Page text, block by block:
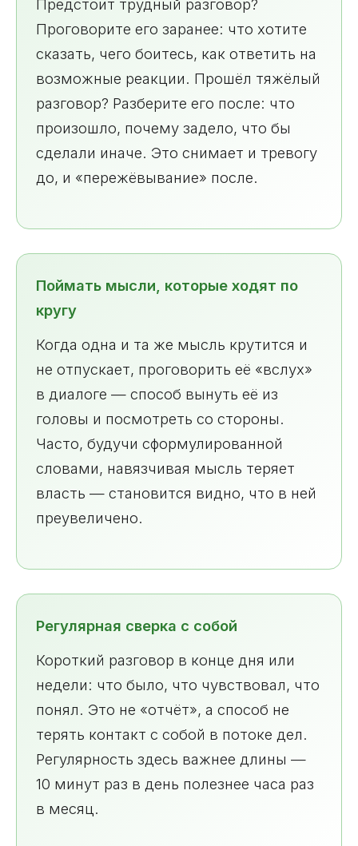
Предстоит трудный разговор?
Проговорите его заранее: что хотите
сказать, чего боитесь, как ответить на
возможные реакции. Прошёл тяжёлый
разговор? Разберите его после: что
произошло, почему задело, что бы
сделали иначе. Это снимает и тревогу
до, и «пережёвывание» после.
Поймать мысли, которые ходят по
кругу
Когда одна и та же мысль крутится и
не отпускает, проговорить её «вслух»
в диалоге — способ вынуть её из
головы и посмотреть со стороны.
Часто, будучи сформулированной
словами, навязчивая мысль теряет
власть — становится видно, что в ней
преувеличено.
Регулярная сверка с собой
Короткий разговор в конце дня или
недели: что было, что чувствовал, что
понял. Это не «отчёт», а способ не
терять контакт с собой в потоке дел.
Регулярность здесь важнее длины —
10 минут раз в день полезнее часа раз
в месяц.